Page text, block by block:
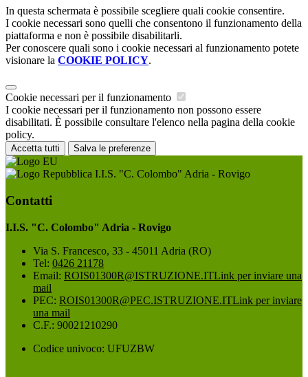
In questa schermata è possibile scegliere quali cookie consentire.
I cookie necessari sono quelli che consentono il funzionamento della
piattaforma e non è possibile disabilitarli.
Per conoscere quali sono i cookie necessari al funzionamento potete
visionare la COOKIE POLICY.
Cookie necessari per il funzionamento
I cookie necessari per il funzionamento non possono essere
disabilitati. È possibile consultare l'elenco nella pagina della cookie
policy.
Accetta tutti Salva le preferenze
I.I.S. "C. Colombo" Adria - Rovigo
Contatti
I.I.S. "C. Colombo" Adria - Rovigo
Via S. Francesco, 33 - 45011 Adria (RO)
Tel: 0426 21178
Email: ROIS01300R@ISTRUZIONE.ITLink per inviare una
mail
PEC: ROIS01300R@PEC.ISTRUZIONE.ITLink per inviare
una mail
C.F.: 90021210290
Codice univoco: UFUZBW